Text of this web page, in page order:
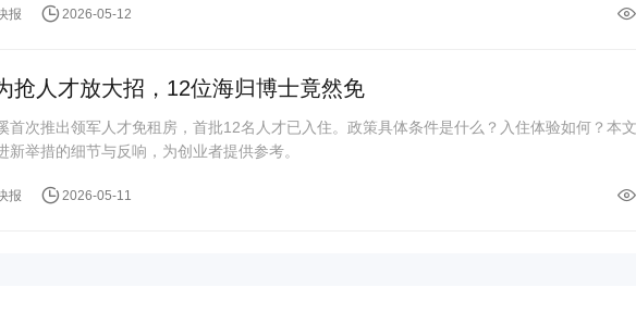
报 2026-05-12
抢人才放大招，12位海归博士竟然免
首次推出领军人才免租房，首批12名人才已入住。政策具体条件是什么？入住体验如何？本
新举措的细节与反响，为创业者提供参考。
报 2026-05-11